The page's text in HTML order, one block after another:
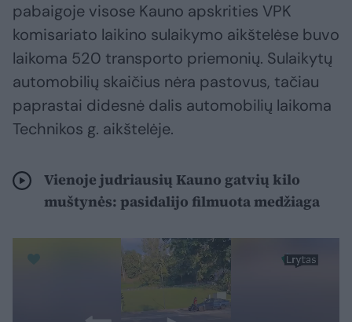
pabaigoje visose Kauno apskrities VPK
komisariato laikino sulaikymo aikštelėse buvo
laikoma 520 transporto priemonių. Sulaikytų
automobilių skaičius nėra pastovus, tačiau
paprastai didesnė dalis automobilių laikoma
Technikos g. aikštelėje.
Vienoje judriausių Kauno gatvių kilo
muštynės: pasidalijo filmuota medžiaga